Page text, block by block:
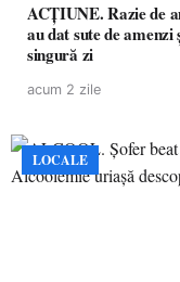
ACȚIUNE. Razie de
au dat sute de
singură zi
acum 2 zile
LOCALE